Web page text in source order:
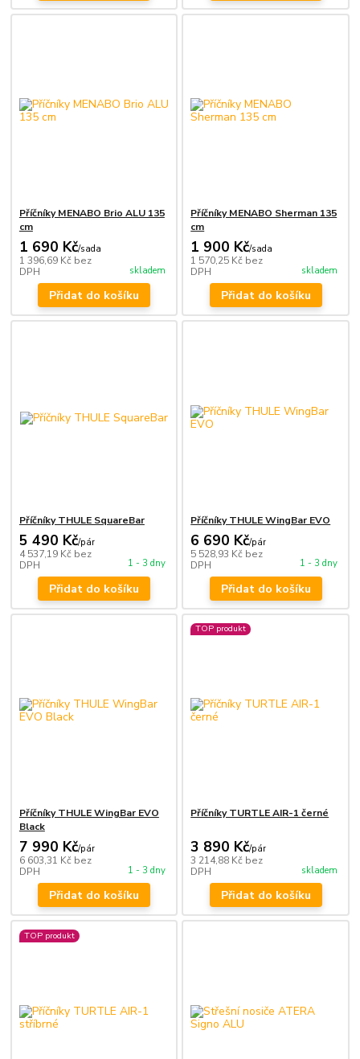
Příčníky MENABO Brio ALU 135
cm
1 690 Kč/sada
1 396,69 Kč bez
DPH
skladem
Přidat do košíku
Příčníky MENABO Sherman 135
cm
1 900 Kč/sada
1 570,25 Kč bez
DPH
skladem
Přidat do košíku
Příčníky THULE SquareBar
5 490 Kč/pár
4 537,19 Kč bez
DPH
1 - 3 dny
Přidat do košíku
Příčníky THULE WingBar EVO
6 690 Kč/pár
5 528,93 Kč bez
DPH
1 - 3 dny
Přidat do košíku
Příčníky THULE WingBar EVO
Black
7 990 Kč/pár
6 603,31 Kč bez
DPH
1 - 3 dny
Přidat do košíku
TOP produkt
Příčníky TURTLE AIR-1 černé
3 890 Kč/pár
3 214,88 Kč bez
DPH
skladem
Přidat do košíku
TOP produkt